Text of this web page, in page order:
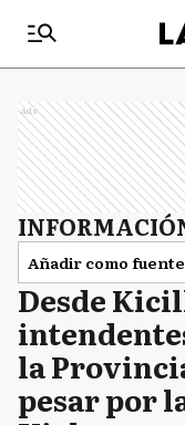
Ads
Añadir como
Desde
la
pesar por